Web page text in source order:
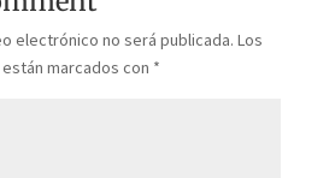
electrónico no será publicada. Los
marcados con *